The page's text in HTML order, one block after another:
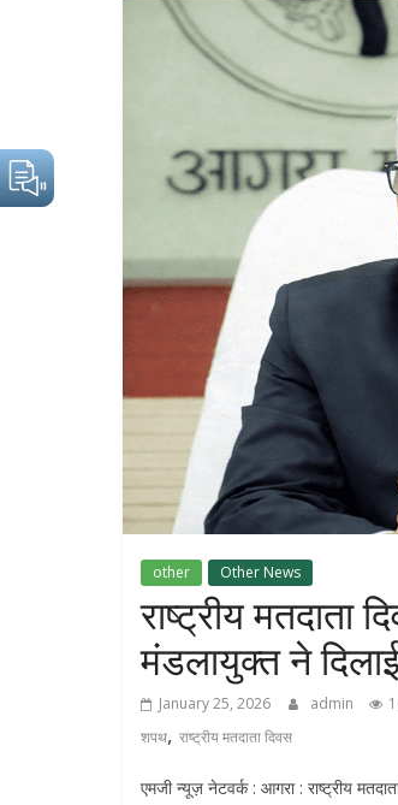
other Other News
राष्ट्रीय मतदाता
मंडलायुक्त ने
January 25, 2026 admin
शपथ, राष्ट्रीय मतदाता दिवस
एमजी न्यूज़ नेटवर्क : आगरा : राष्ट्रीय